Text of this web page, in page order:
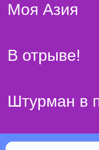
Моя Азия
В отрыве!
Штурман в